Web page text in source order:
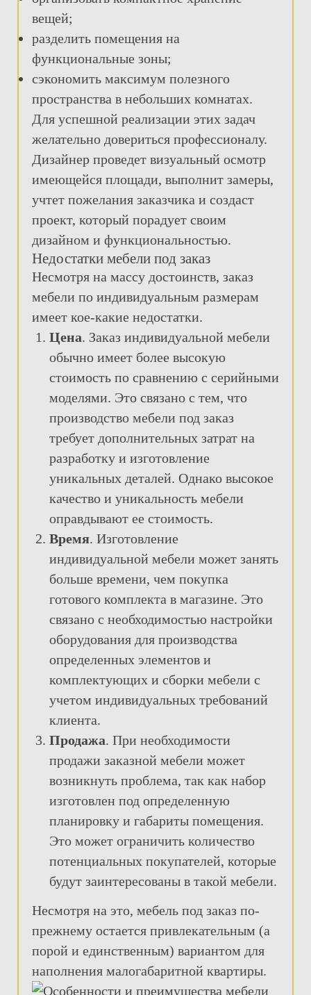
вещей;
разделить помещения на
функциональные зоны;
сэкономить максимум полезного
пространства в небольших комнатах.
Для успешной реализации этих задач
желательно довериться профессионалу.
Дизайнер проведет визуальный осмотр
имеющейся площади, выполнит замеры,
учтет пожелания заказчика и создаст
проект, который порадует своим
дизайном и функциональностью.
Недостатки мебели под заказ
Несмотря на массу достоинств, заказ
мебели по индивидуальным размерам
имеет кое-какие недостатки.
Цена. Заказ индивидуальной мебели
обычно имеет более высокую
стоимость по сравнению с серийными
моделями. Это связано с тем, что
производство мебели под заказ
требует дополнительных затрат на
разработку и изготовление
уникальных деталей. Однако высокое
качество и уникальность мебели
оправдывают ее стоимость.
Время. Изготовление
индивидуальной мебели может занять
больше времени, чем покупка
готового комплекта в магазине. Это
связано с необходимостью настройки
оборудования для производства
определенных элементов и
комплектующих и сборки мебели с
учетом индивидуальных требований
клиента.
Продажа. При необходимости
продажи заказной мебели может
возникнуть проблема, так как набор
изготовлен под определенную
планировку и габариты помещения.
Это может ограничить количество
потенциальных покупателей, которые
будут заинтересованы в такой мебели.
Несмотря на это, мебель под заказ по-
прежнему остается привлекательным (а
порой и единственным) вариантом для
наполнения малогабаритной квартиры.